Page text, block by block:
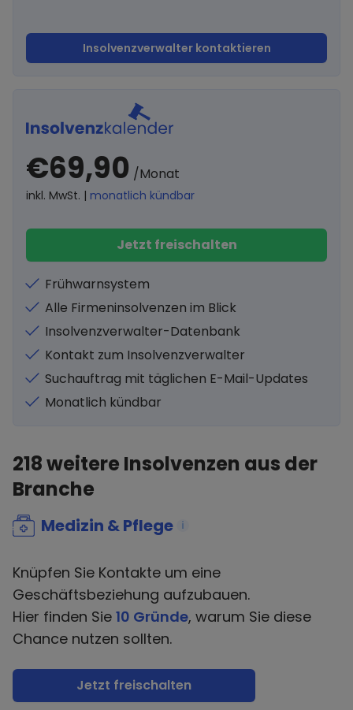
Insolvenzverwalter kontaktieren
€69,90 /Monat
inkl. MwSt. | monatlich kündbar
Jetzt freischalten
Frühwarnsystem
Alle Firmeninsolvenzen im Blick
Insolvenzverwalter-Datenbank
Kontakt zum Insolvenzverwalter
Suchauftrag mit täglichen E-Mail-Updates
Monatlich kündbar
218weitere Insolvenzen aus der
Branche
Medizin & Pflege i
Knüpfen Sie Kontakte um eine
Geschäftsbeziehung aufzubauen.
Hier finden Sie 10 Gründe, warum Sie diese
Chance nutzen sollten.
Jetzt freischalten